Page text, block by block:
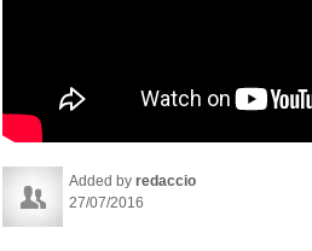
Added by redaccio
27/07/2016